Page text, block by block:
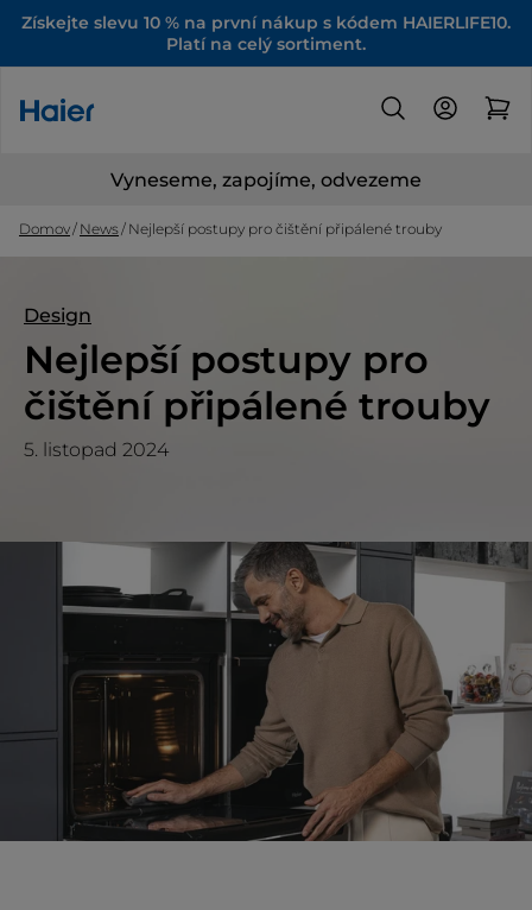
Získejte slevu 10 % na první nákup s kódem HAIERLIFE10.
Platí na celý sortiment.
Vyneseme, zapojíme, odvezeme
Domov News Nejlepší postupy pro čištění připálené trouby
Design
Nejlepší postupy pro
čištění připálené trouby
5. listopad 2024